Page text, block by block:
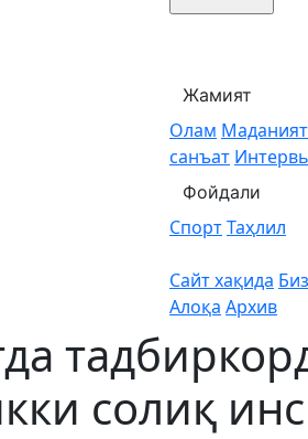
Жамият
Олам
санъат
Фойдали
СпортТаҳлил
Сайт хақида
Алоқа Архив
солиқ